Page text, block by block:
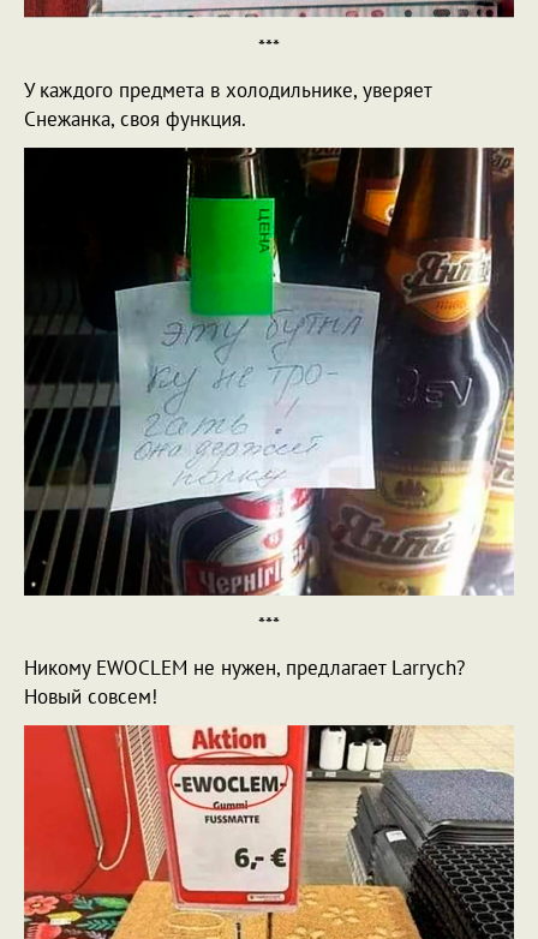
***
У каждого предмета в холодильнике, уверяет
Снежанка, своя функция.
***
Никому EWOCLEM не нужен, предлагает Larrych?
Новый совсем!